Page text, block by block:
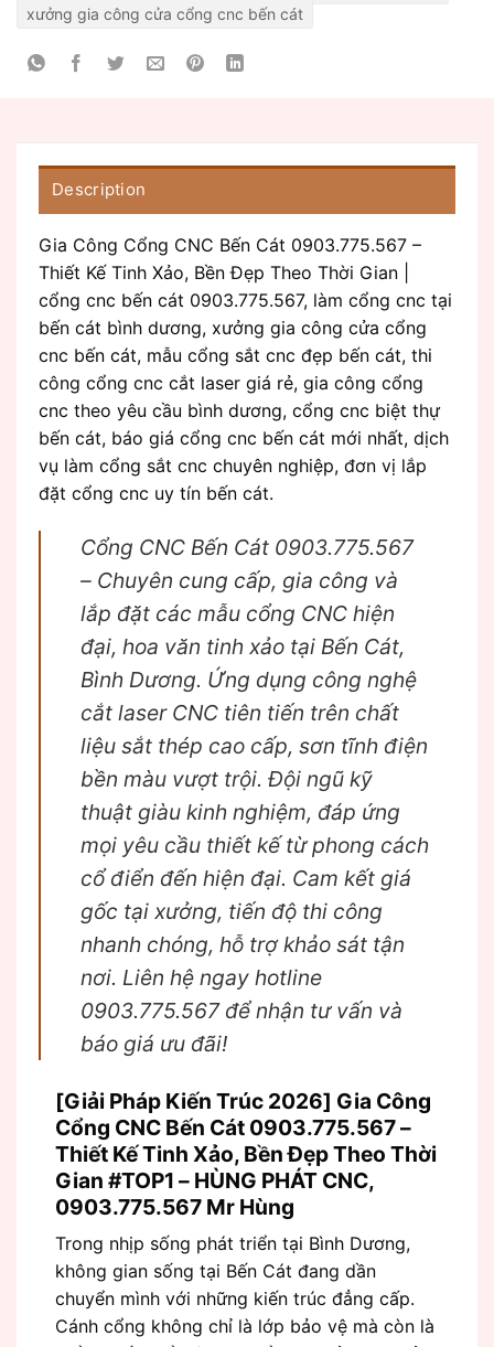
xưởng gia công cửa cổng cnc bến cát
Description
Gia Công Cổng CNC Bến Cát 0903.775.567 –
Thiết Kế Tinh Xảo, Bền Đẹp Theo Thời Gian |
cổng cnc bến cát 0903.775.567, làm cổng cnc tại
bến cát bình dương, xưởng gia công cửa cổng
cnc bến cát, mẫu cổng sắt cnc đẹp bến cát, thi
công cổng cnc cắt laser giá rẻ, gia công cổng
cnc theo yêu cầu bình dương, cổng cnc biệt thự
bến cát, báo giá cổng cnc bến cát mới nhất, dịch
vụ làm cổng sắt cnc chuyên nghiệp, đơn vị lắp
đặt cổng cnc uy tín bến cát.
Cổng CNC Bến Cát 0903.775.567
– Chuyên cung cấp, gia công và
lắp đặt các mẫu cổng CNC hiện
đại, hoa văn tinh xảo tại Bến Cát,
Bình Dương. Ứng dụng công nghệ
cắt laser CNC tiên tiến trên chất
liệu sắt thép cao cấp, sơn tĩnh điện
bền màu vượt trội. Đội ngũ kỹ
thuật giàu kinh nghiệm, đáp ứng
mọi yêu cầu thiết kế từ phong cách
cổ điển đến hiện đại. Cam kết giá
gốc tại xưởng, tiến độ thi công
nhanh chóng, hỗ trợ khảo sát tận
nơi. Liên hệ ngay hotline
0903.775.567 để nhận tư vấn và
báo giá ưu đãi!
[Giải Pháp Kiến Trúc 2026] Gia Công
Cổng CNC Bến Cát 0903.775.567 –
Thiết Kế Tinh Xảo, Bền Đẹp Theo Thời
Gian #TOP1 – HÙNG PHÁT CNC,
0903.775.567 Mr Hùng
Trong nhịp sống phát triển tại Bình Dương,
không gian sống tại Bến Cát đang dần
chuyển mình với những kiến trúc đẳng cấp.
Cánh cổng không chỉ là lớp bảo vệ mà còn là